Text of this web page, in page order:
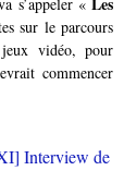
sur le parcours
vidéo, pour
commencer